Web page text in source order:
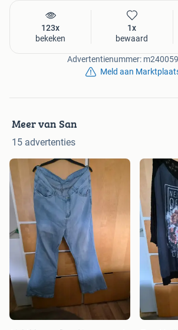
123x
bekeken
1x
bewaard
Advertentienummer:
Meld aan
Meer van San
15 advertenties